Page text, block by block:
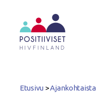
Etusivu >Ajankohtaista